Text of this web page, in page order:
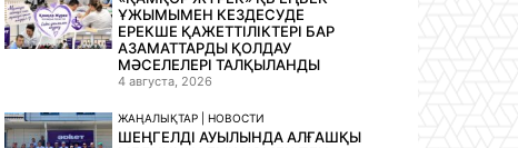
ҰЖЫМЫМЕН КЕЗДЕСУДЕ
ЕРЕКШЕ ҚАЖЕТТІЛІКТЕРІ БАР
АЗАМАТТАРДЫ ҚОЛДАУ
МӘСЕЛЕЛЕРІ ТАЛҚЫЛАНДЫ
4 августа, 2026
ЖАҢАЛЫҚТАР | НОВОСТИ
ШЕҢГЕЛДІ АУЫЛЫНДА АЛҒАШҚЫ